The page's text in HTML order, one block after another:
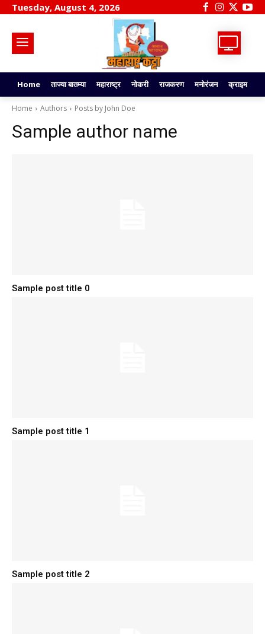
Tuesday, August 4, 2026
Home ताज्या बातम्या महाराष्ट्र नोकरी राजकरण मनोरंजन क्राइम
Home Authors Posts by John Doe
Sample author name
Sample post title 0
Sample post title 1
Sample post title 2